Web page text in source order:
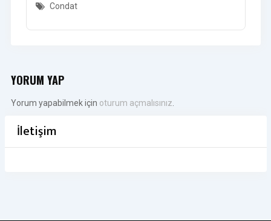
Condat
YORUM YAP
Yorum yapabilmek için oturum açmalısınız
İletişim